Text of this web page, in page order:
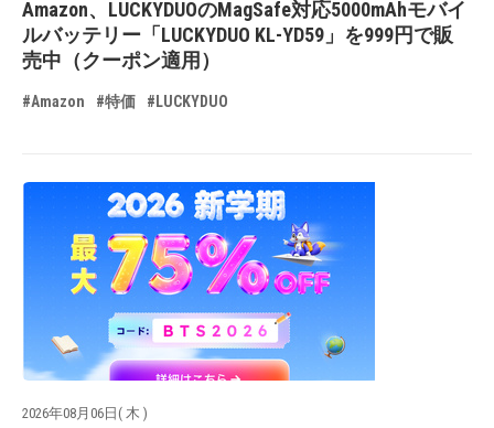
Amazon、LUCKYDUOのMagSafe対応5000mAhモバイ
ルバッテリー「LUCKYDUO KL-YD59」を999円で販
売中（クーポン適用）
#Amazon #特価 #LUCKYDUO
2026年08月06日( 木 )